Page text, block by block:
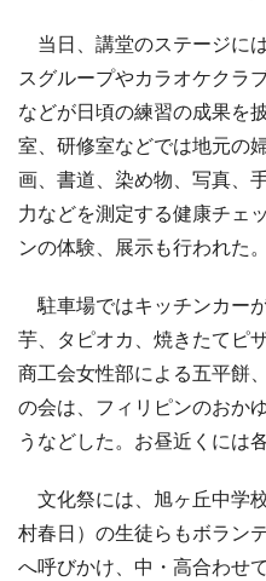
当日、講堂のステージに
スグループやカラオケクラ
などが日頃の練習の成果を
室、研修室などでは地元の
画、書道、染め物、写真、
力などを測定する健康チェ
ンの体験、展示も行われた。
駐車場ではキッチンカー
芋、タピオカ、焼きたてピ
商工会女性部による五平
の会は、フィリピンのおか
うなどした。お昼近くには
文化祭には、旭ヶ丘中学
村春日）の生徒らもボラン
へ呼びかけ、中・高合わせ